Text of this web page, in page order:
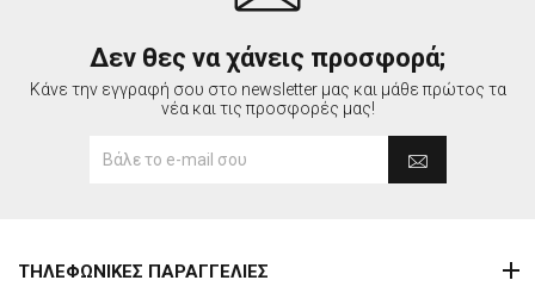
Δεν θες να χάνεις προσφορά;
Κάνε την εγγραφή σου στο newsletter μας και μάθε πρώτος τα
νέα και τις προσφορές μας!
ΤΗΛΕΦΩΝΙΚΕΣ ΠΑΡΑΓΓΕΛΙΕΣ